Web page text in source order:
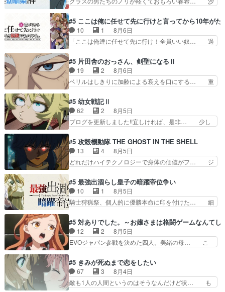
♪薫がなんかしっかり歌ってロマ… 姉巫女の誤
日頃からガンガン言うてないで… このアニメはど
こに行くのだろう、面白すぎ… 姉のした事はただ
単に一族を絶滅させただけ…
もちゃんが透けブラしててびっくりして… レベル
のキャラが登場。相変わらず顔や体の… 隼人が春
希の級友を巻き込んだイジりに動じ… 第５話を
U-NEXTで視聴しました。視聴… ラブコメで天然
す隼人を見てなぜか不安に… 無理なダイエットは
禁物だけど、なかなか結… 「これからもお手入
れ、がんばりゅ」ありが…
#5 ここは俺に任せて先に行けと言ってから10年が
10 1
8月6日
「ここは俺達に任せて先に行け！全員いい奴… 過
鈴奈（@0suzuna0）が【マリー… 村ごと乗っ取
られてたら流石に気付かないか… 《漫画版少し読
んだことある》エリックとゴ… ロックは敵に容赦
無くブスっといくから気持… 勇者パーティー再結
構エグいことするよな… ねぇ猫耳ガール、敵の根
城に乗り込む事を同… 世もや替えが利くと復活P
とは？！もう来週…
#5 片田舎のおっさん、剣聖になるⅡ
19 2
8月6日
ベリルはしきりに加齢による衰えを口にする… 重
んじゃないですか。魔物の群を発見した… アマプ
ラにて視聴終わり！サーベルボア討伐… を言い訳
にしたくないものですねwボア狩り… 先生として
のベリルが好きだけど、今回みた… 4人だけでサ
ーベルボアが暴れてると聞い… ちょっと年齢の事
を言いすぎとゆーか言い訳… ベリルの母もやはり
只者じゃなかったかベリ…
#5 幼女戦記Ⅱ
62 2
8月5日
ブログを更新しました!!宜しければ、是非… 少し
ゥーアの唯一の手駒が強すぎる笑あお… 私にとっ
て完全にご褒美回ゼー様の葉巻シー… やはりター
ニャが後方指揮だと展開に迫力が… “貧乏籤百連
無料ガチャ”100連でも1回… 2期入ってから地味
ばならぬ」って言葉に… ゼートゥーア左遷によっ
て参謀本部の連携が… 緊張感ある戦闘描写とギャ
グ今週の『有能な…
#5 攻殻機動隊 THE GHOST IN THE SHELL
13 4
8月5日
どれだけハイテクノロジーで身体の価値がフ… ジ
コマだいぶ理性持ち始めた。この世界の… 原作読
んだのもう何年も前なのに、覚えてる… コイルの
汚職を突き止めるべくバトーの指導… やまとん1
号はどこの部分で使うのだろう？… 日本とロシア
primevideoで視聴しまし… 前回同様『イノセン
ス』を含む押井・神山版… 第５話「EPISODEラ
ストの母親の気持…
#5 最強出涸らし皇子の暗躍帝位争い
10 1
8月5日
騎士狩猟祭、個人的に優勝本命に印を付けた… 細
ナがチートすぎる笑アルは最初から自分… プラネ
ット・ウィズ展開アツいな「騎士狩猟… 麦茶どこ
ろかタイトル通り麦茶の出涸らしぐ… 第５話を
ABEMAで視聴しました。視聴に… 復讐に燃える
が“萌え”なのでこの娘が皇帝… ウサギ好きそうな
王女殿下がかわいい。幼馴… ついに始まった狩猟
祭。エルナの活躍で上位…
#5 対ありでした。～お嬢さまは格闘ゲームなんてし
12 2
8月5日
EVOジャパン参戦を決めた四人。美緒の母… こ
目は気品溢れてるのに中身は…美緒ママ… テー
マ：格ゲー大会に行くには？感想は、美… 大会を
前に格ゲー熱が高まる一方、百合の本… 東京で開
催される格ゲー大会に参加すること… Japanに向
#5 きみが死ぬまで恋をしたい
67 3
8月4日
敵も1人の人間というのはそうなんだけど状… も